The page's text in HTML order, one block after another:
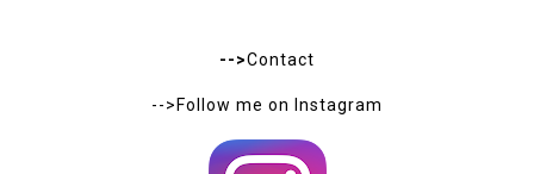
-->Contact
-->Follow me on Instagram